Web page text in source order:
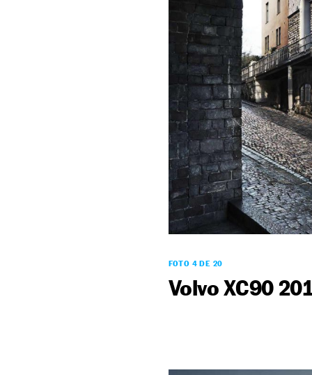
FOTO 4 DE 20
Volvo XC90